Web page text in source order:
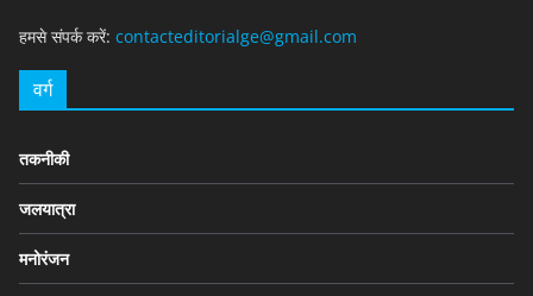
हमसे संपर्क करें: contacteditorialge@gmail.com
वर्ग
तकनीकी
जलयात्रा
मनोरंजन